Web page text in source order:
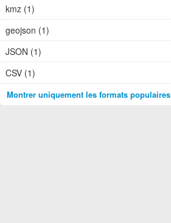
kmz (1)
geojson (1)
JSON (1)
CSV (1)
Montrer uniquement les formats populaires